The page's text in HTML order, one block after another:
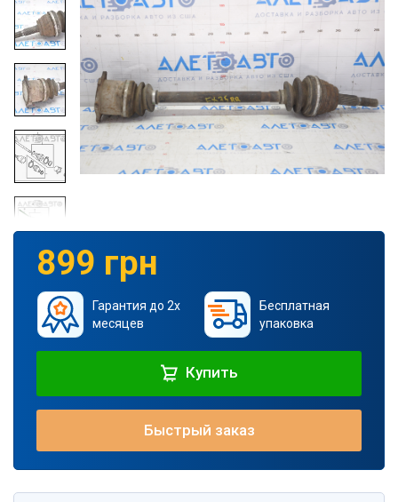
899 грн
Гарантия до 2х
месяцев
Бесплатная
упаковка
Купить
Быстрый заказ